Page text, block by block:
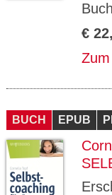
€
BUCH EPUB